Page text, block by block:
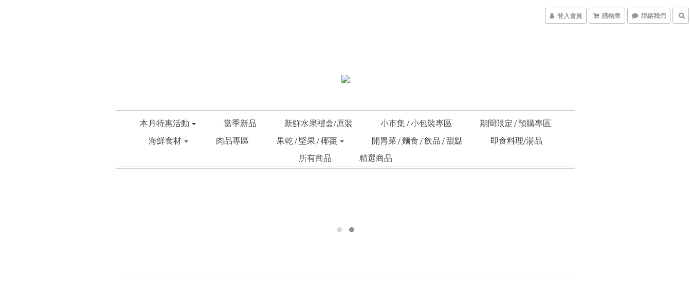
登入會員 購物車 聯絡我們
本月特惠活動 當季新品 新鮮水果禮盒/原裝 小市集 / 小包裝專區
期間限定 / 預購專區
海鮮食材
肉品專區 果乾 / 堅果 / 椰棗 開胃菜 / 麵食 / 飲品 / 甜點
即食料理/湯品
所有商品
精選商品